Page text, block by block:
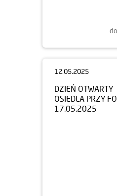
12.05.2025
DZIEŃ OTWARTY
OSIEDLA PRZY
17.05.2025